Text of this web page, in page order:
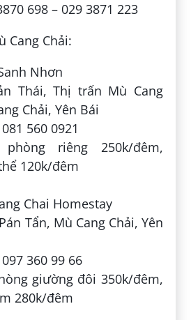
698 – 029 3871 223
Cang Chải:
Nhơn
Thái, Thị trấn Mù Cang
Chải, Yên Bái
560 0921
riêng 250k/đêm,
120k/đêm
Chai Homestay
Tẩn, Mù Cang Chải, Yên
360 99 66
giường đôi 350k/đêm,
280k/đêm